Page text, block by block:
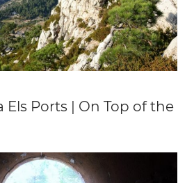
Els Ports | On Top of the